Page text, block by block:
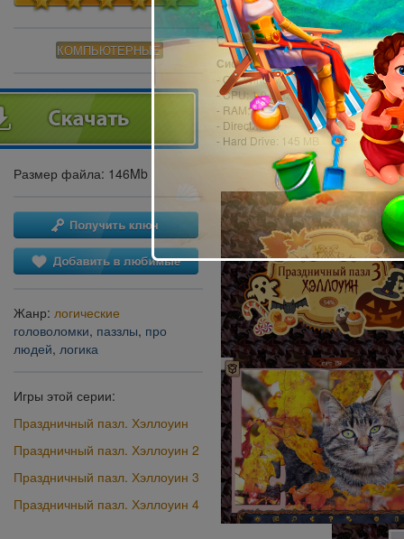
КОМПЬЮТЕРНЫЕ
Размер файла: 146Mb
Жанр: логические
головоломки, паззлы, про
людей, логика
Игры этой серии:
Праздничный пазл. Хэллоуин
Праздничный пазл. Хэллоуин 2
Праздничный пазл. Хэллоуин 3
Праздничный пазл. Хэллоуин 4
Изображения высокого качества.
Множество подсказок и
Специальные задания и трофеи
Системные требования:
- OS: Windows XP/Windows Vista/
- CPU: 1.0 GHz
- RAM: 512 MB
- DirectX: 9.0
- Hard Drive: 145 MB